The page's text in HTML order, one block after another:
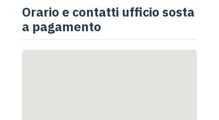
Orario e contatti ufficio sosta
a pagamento